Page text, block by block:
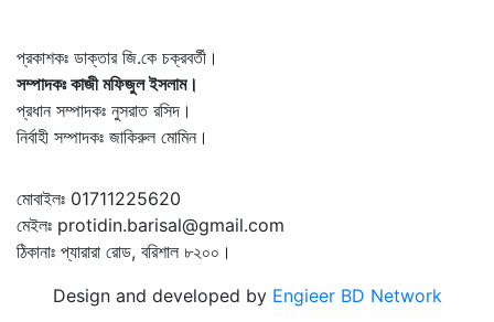
প্রকাশকঃ ডাক্তার জি.কে চক্রবর্তী।
সম্পাদকঃ কাজী মফিজুল ইসলাম।
প্রধান সম্পাদকঃ নুসরাত রসিদ।
নির্বাহী সম্পাদকঃ জাকিরুল মোমিন।
মোবাইলঃ 01711225620
মেইলঃ protidin.barisal@gmail.com
ঠিকানাঃ প্যারারা রোড, বরিশাল ৮২০০।
Design and developed by Engieer BD Network